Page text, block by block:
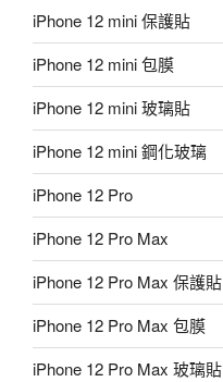
iPhone 12 mini 保護貼
iPhone 12 mini 包膜
iPhone 12 mini 玻璃貼
iPhone 12 mini 鋼化玻璃
iPhone 12 Pro
iPhone 12 Pro Max
iPhone 12 Pro Max 保護貼
iPhone 12 Pro Max 包膜
iPhone 12 Pro Max 玻璃貼